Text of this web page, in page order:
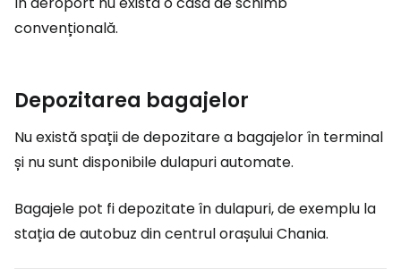
convențională.
Depozitarea bagajelor
Nu există spații de depozitare a bagajelor în terminal
și nu sunt disponibile dulapuri automate.
Bagajele pot fi depozitate în dulapuri, de exemplu la
stația de autobuz din centrul orașului Chania.